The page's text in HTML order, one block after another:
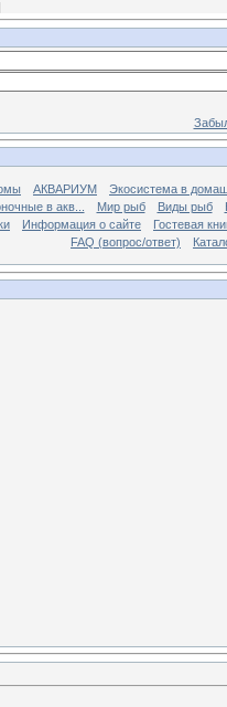
АКВАРИУМ
Экосистема в
в акв... Мир рыб Виды рыб
Информация о сайте
Гостевая
FAQ (вопрос/ответ)